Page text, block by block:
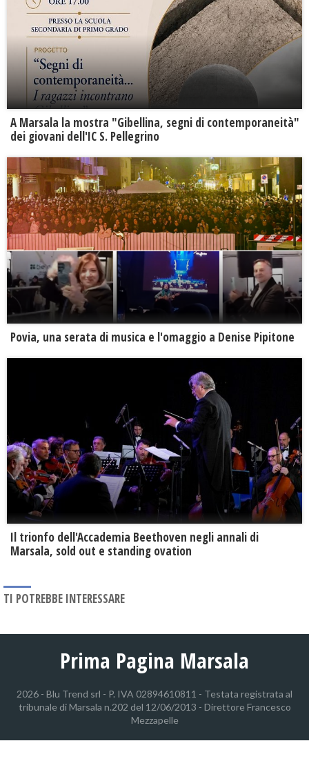
A Marsala la mostra "Gibellina, segni di contemporaneità"
dei giovani dell'IC S. Pellegrino
Povia, una serata di musica e l'omaggio a Denise Pipitone
Il trionfo dell'Accademia Beethoven negli annali di
Marsala, sold out e standing ovation
TI POTREBBE INTERESSARE
Prima Pagina Marsala
2026 - Blu Trend srl - P. IVA 02894610811 - Testata registrata al
tribunale di Marsala n.202 del 12/06/2013 - Direttore Francesco
Mezzapelle